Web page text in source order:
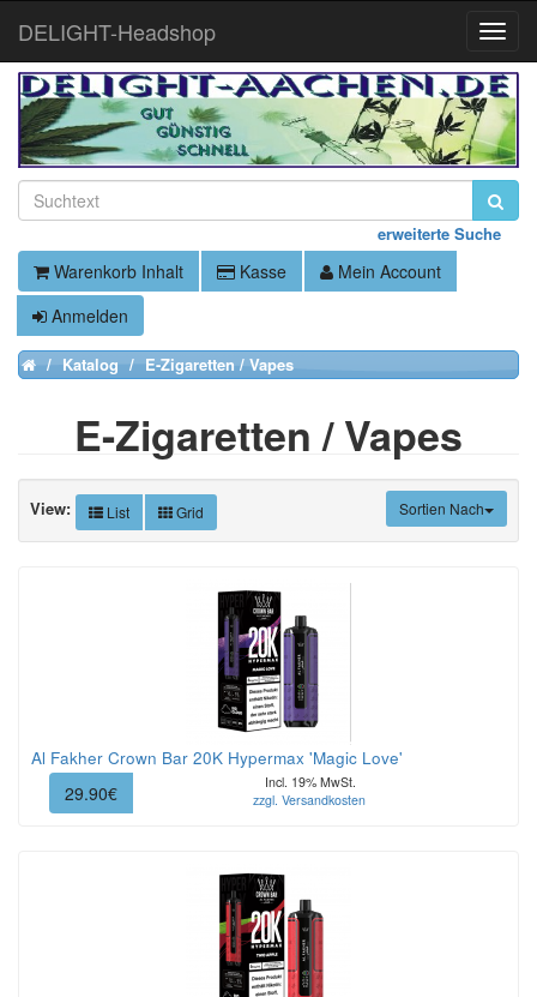
erweiterte Suche
Warenkorb Inhalt Kasse
Mein Account
Anmelden
HomeKatalog E-Zigaretten / Vapes
E-Zigaretten / Vapes
Sortien Nach
View: List Grid
Al Fakher Crown Bar 20K Hypermax 'Magic Love'
29.90€
Incl. 19% MwSt.
zzgl. Versandkosten
Toggle
DELIGHT-Headshop